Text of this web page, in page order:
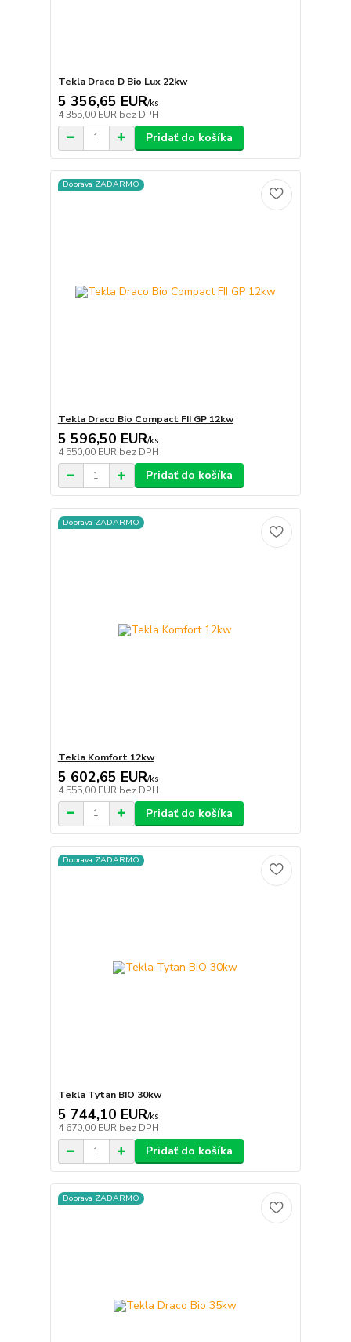
Tekla Draco D Bio Lux 22kw
5 356,65 EUR/ks
4 355,00 EUR bez DPH
Pridať do košíka
Doprava ZADARMO
Tekla Draco Bio Compact FII GP 12kw
5 596,50 EUR/ks
4 550,00 EUR bez DPH
Pridať do košíka
Doprava ZADARMO
Tekla Komfort 12kw
5 602,65 EUR/ks
4 555,00 EUR bez DPH
Pridať do košíka
Doprava ZADARMO
Tekla Tytan BIO 30kw
5 744,10 EUR/ks
4 670,00 EUR bez DPH
Pridať do košíka
Doprava ZADARMO